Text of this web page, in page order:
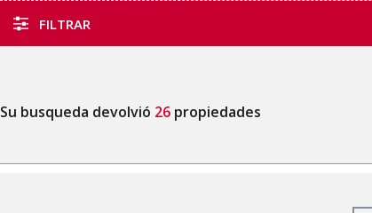
FILTRAR
Su busqueda devolvió 26 propiedades